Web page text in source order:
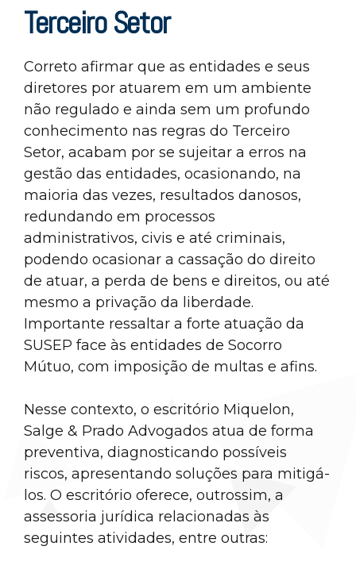
Terceiro Setor
Correto afirmar que as entidades e seus
diretores por atuarem em um ambiente
não regulado e ainda sem um profundo
conhecimento nas regras do Terceiro
Setor, acabam por se sujeitar a erros na
gestão das entidades, ocasionando, na
maioria das vezes, resultados danosos,
redundando em processos
administrativos, civis e até criminais,
podendo ocasionar a cassação do direito
de atuar, a perda de bens e direitos, ou até
mesmo a privação da liberdade.
Importante ressaltar a forte atuação da
SUSEP face às entidades de Socorro
Mútuo, com imposição de multas e afins.
Nesse contexto, o escritório Miquelon,
Salge & Prado Advogados atua de forma
preventiva, diagnosticando possíveis
riscos, apresentando soluções para mitigá-
los. O escritório oferece, outrossim, a
assessoria jurídica relacionadas às
seguintes atividades, entre outras: